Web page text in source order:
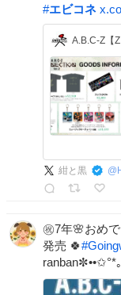
#エビコネ
A.B.C-Z【Z
紺と黒 @
㊗️7年🌸おめ
発売 🍀#
ranban✼••✩°*